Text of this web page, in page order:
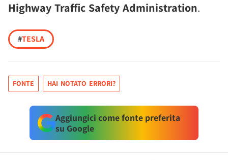
Highway Traffic Safety Administration.
#TESLA
FONTE HAI NOTATO ERRORI?
Aggiungici come fonte preferita
su Google